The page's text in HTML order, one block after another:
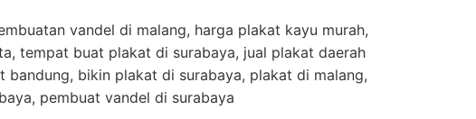
vandel di malang, harga plakat kayu murah,
tempat buat plakat di surabaya, jual plakat daerah
bandung, bikin plakat di surabaya, plakat di malang,
pembuat vandel di surabaya